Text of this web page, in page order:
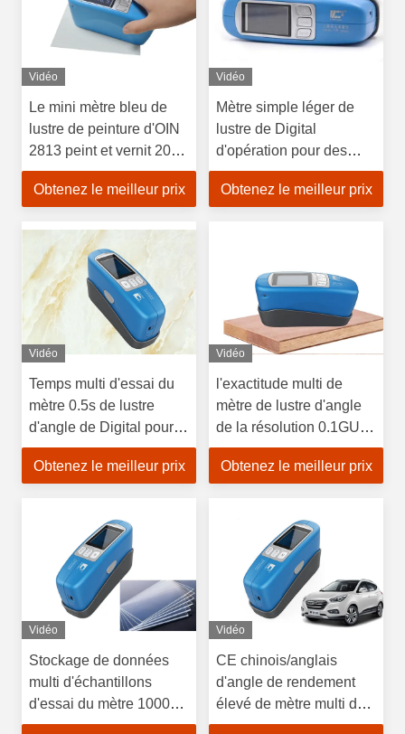
Vidéo
Le mini mètre bleu de
lustre de peinture d'OIN
2813 peint et vernit 20
60 et 85 degrés
Obtenez le meilleur prix
Vidéo
Mètre simple léger de
lustre de Digital
d'opération pour des
meubles, de grande
précision
Obtenez le meilleur prix
Vidéo
Temps multi d'essai du
mètre 0.5s de lustre
d'angle de Digital pour
des accessoires
d'automobile
Obtenez le meilleur prix
Vidéo
l'exactitude multi de
mètre de lustre d'angle
de la résolution 0.1GU
se conforme à la norme
de JJG 696
Obtenez le meilleur prix
Vidéo
Stockage de données
multi d'échantillons
d'essai du mètre 10000
de lustre d'angle de
Vidéo
CE chinois/anglais
d'angle de rendement
élevé de mètre multi de
lustre de commutation a